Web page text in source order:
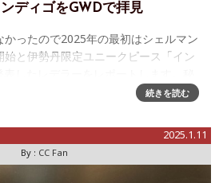
ディゴをGWDで拝見
ったので2025年の最初はシェルマン
始と伊勢丹限定ユニークピース「イン
プロジェクトでしたが、ジュネーブで
続きを読む
2025.1.11
By : CC Fan